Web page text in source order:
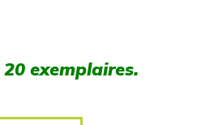
exemplaires.